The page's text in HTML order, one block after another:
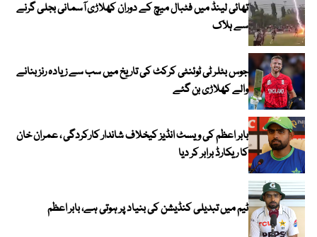
تھائی لینڈ میں فٹبال میچ کے دوران کھلاڑی آسمانی بجلی گرنے
سے ہلاک
جوس بٹلر ٹی ٹوئنٹی کرکٹ کی تاریخ میں سب سے زیادہ رنز بنانے
والے کھلاڑی بن گئے
بابر اعظم کی ویسٹ انڈیز کیخلاف شاندار کارکردگی ، عمران خان
کا ریکارڈ برابر کر دیا
ٹیم میں تبدیلی کنڈیشن کی بنیاد پر ہوتی ہے، بابر اعظم